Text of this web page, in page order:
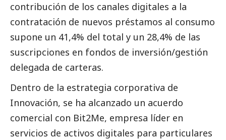
contribución de los canales digitales a la
contratación de nuevos préstamos al consumo
supone un 41,4% del total y un 28,4% de las
suscripciones en fondos de inversión/gestión
delegada de carteras.
Dentro de la estrategia corporativa de
Innovación, se ha alcanzado un acuerdo
comercial con Bit2Me, empresa líder en
servicios de activos digitales para particulares